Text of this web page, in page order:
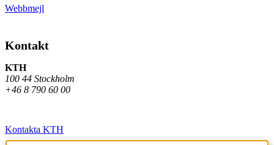
Webbmejl
Kontakt
KTH
100 44 Stockholm
+46 8 790 60 00
Kontakta KTH